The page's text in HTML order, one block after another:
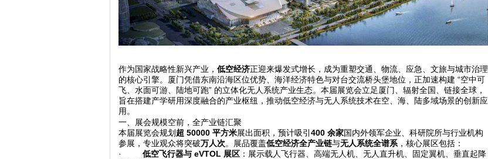
作为国家战略性新兴产业， 低空经济正迎来爆发式增长，成为重塑交通、物流、应急、文旅与城市治理
的核心引擎。厦门凭借东南沿海区位优势、海洋经济特色与对台交流桥头堡地位，正加速构建 “空中可
飞、水面可游、陆地可跑” 的立体化无人系统产业生态。本届展览会立足厦门、辐射全国、链接全球，
旨在搭建产学研用深度融合的产业枢纽，推动低空经济与无人系统技术在空、海、陆多域场景的创新应
用。
一、展会规模空前，全产业链汇聚
本届展览会规划 超 50000 平方米展出面积，预计吸引 400 余家国内外领军企业、科研院所与行业机构
参展，专业观众将突破万人次。展品覆盖低空经济全产业链与无人系统全谱系，核心展区包括：
· 低空飞行器与eVTOL 展区：展示载人飞行器、高端无人机、无人直升机、固定翼机、垂直起降